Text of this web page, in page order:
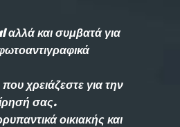
και συμβατά για
χρειάζεστε για την
σας.
οικιακής και